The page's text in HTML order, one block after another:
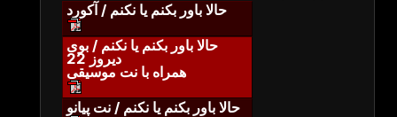
حالا باور بکنم یا نکنم / آکورد
حالا باور بکنم یا نکنم / بوی
دیروز 22
همراه با نت موسیقی
حالا باور بکنم یا نکنم / نت پیانو